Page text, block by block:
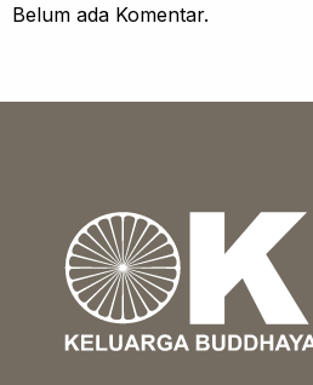
Belum ada Komentar.